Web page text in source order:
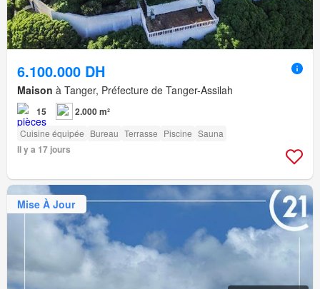
6.100.000 DH
Maison à Tanger, Préfecture de Tanger-Assilah
15 2.000 m²
Cuisine équipée Bureau Terrasse Piscine Sauna
Il y a 17 jours
Mise À Jour